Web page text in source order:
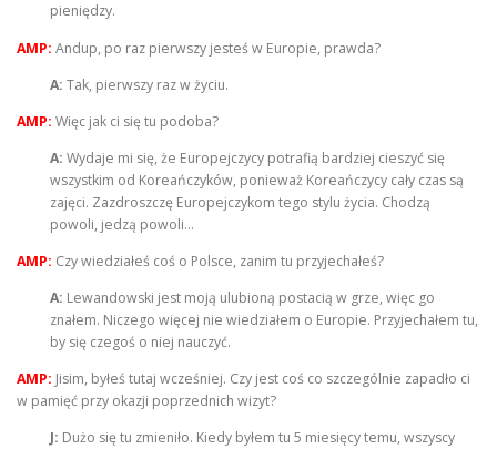
pieniędzy.
AMP: Andup, po raz pierwszy jesteś w Europie, prawda?
A: Tak, pierwszy raz w życiu.
AMP: Więc jak ci się tu podoba?
A: Wydaje mi się, że Europejczycy potrafią bardziej cieszyć się
wszystkim od Koreańczyków, ponieważ Koreańczycy cały czas są
zajęci. Zazdroszczę Europejczykom tego stylu życia. Chodzą
powoli, jedzą powoli…
AMP: Czy wiedziałeś coś o Polsce, zanim tu przyjechałeś?
A: Lewandowski jest moją ulubioną postacią w grze, więc go
znałem. Niczego więcej nie wiedziałem o Europie. Przyjechałem tu,
by się czegoś o niej nauczyć.
AMP: Jisim, byłeś tutaj wcześniej. Czy jest coś co szczególnie zapadło ci
w pamięć przy okazji poprzednich wizyt?
J: Dużo się tu zmieniło. Kiedy byłem tu 5 miesięcy temu, wszyscy